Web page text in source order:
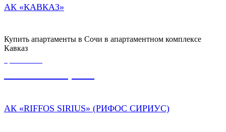
АК «КАВКАЗ»
Купить апартаменты в Сочи в апартаментном комплексе
Кавказ
АК «RIFFOS SIRIUS» (РИФОС СИРИУС)